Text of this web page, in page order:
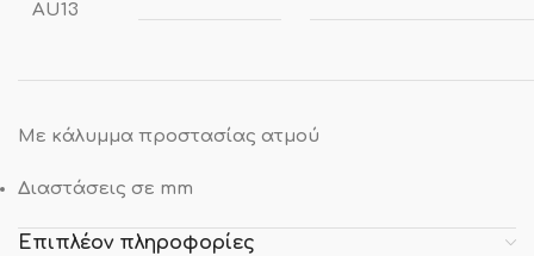
AU13
Με κάλυμμα προστασίας ατμού
Διαστάσεις σε mm
Επιπλέον πληροφορίες